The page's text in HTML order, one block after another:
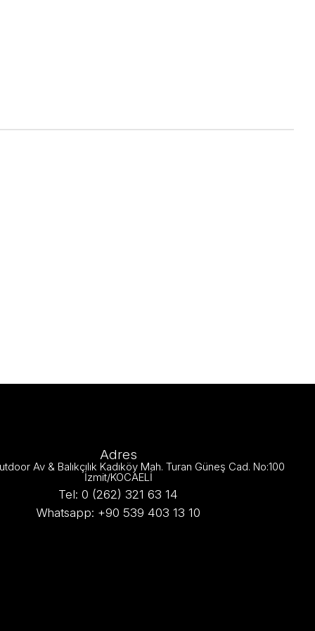
Adres
Av & Balıkçılık Kadıköy Mah. Turan Güneş Cad. No:100
İzmit/KOCAELİ
Tel: 0 (262) 321 63 14
Whatsapp: +90 539 403 13 10